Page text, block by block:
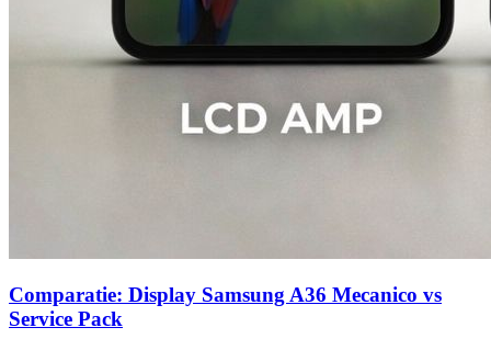
Comparatie: Display Samsung A36 Mecanico vs
Service Pack